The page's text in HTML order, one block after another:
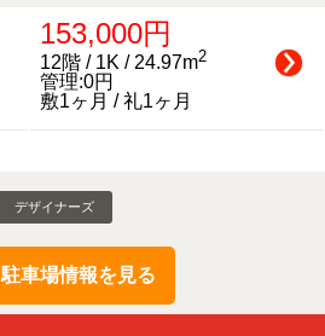
153,000円
12階 / 1K / 24.97m2
管理:0円
敷1ヶ月 / 礼1ヶ月
デザイナーズ
駐車場情報を見る